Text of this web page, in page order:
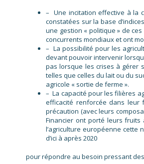
– Une incitation effective à la
constatées sur la base
une gestion « politique » de
concurrents mondiaux et ont
– La possibilité pour les
devant pouvoir intervenir
pas lorsque les crises à gérer
telles que celles du lait ou du
agricole « sortie de ferme ».
– La capacité pour les filières
efficacité renforcée dans leur
précaution (avec leurs
Financier ont porté leurs fruits
l’agriculture européenne cette
d’ici à après 2020
pour répondre au besoin pressant